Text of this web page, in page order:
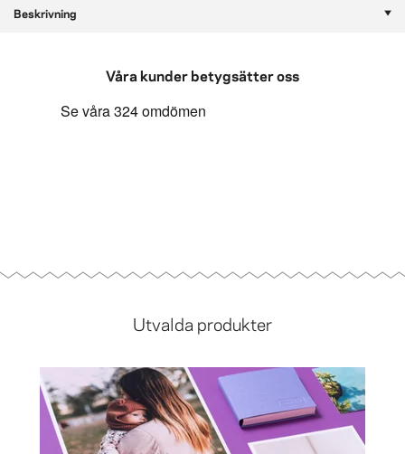
Beskrivning
Våra kunder betygsätter oss
Utvalda produkter